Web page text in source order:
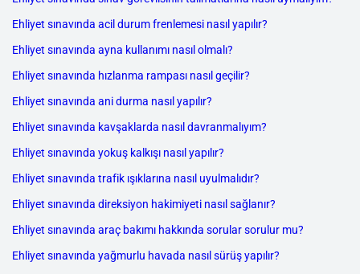
Ehliyet sınavında acil durum frenlemesi nasıl yapılır?
Ehliyet sınavında ayna kullanımı nasıl olmalı?
Ehliyet sınavında hızlanma rampası nasıl geçilir?
Ehliyet sınavında ani durma nasıl yapılır?
Ehliyet sınavında kavşaklarda nasıl davranmalıyım?
Ehliyet sınavında yokuş kalkışı nasıl yapılır?
Ehliyet sınavında trafik ışıklarına nasıl uyulmalıdır?
Ehliyet sınavında direksiyon hakimiyeti nasıl sağlanır?
Ehliyet sınavında araç bakımı hakkında sorular sorulur mu?
Ehliyet sınavında yağmurlu havada nasıl sürüş yapılır?